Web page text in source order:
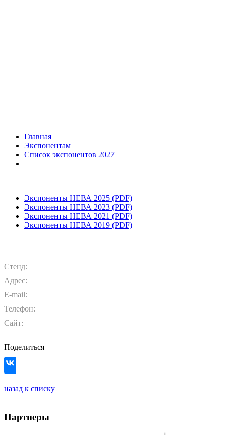
Главная
Экспонентам
Список экспонентов 2027
Экспоненты НЕВА 2025 (PDF)
Экспоненты НЕВА 2023 (PDF)
Экспоненты НЕВА 2021 (PDF)
Экспоненты НЕВА 2019 (PDF)
Стенд:
Адрес:
E-mail:
Телефон:
Сайт:
Поделиться
назад к списку
Партнеры